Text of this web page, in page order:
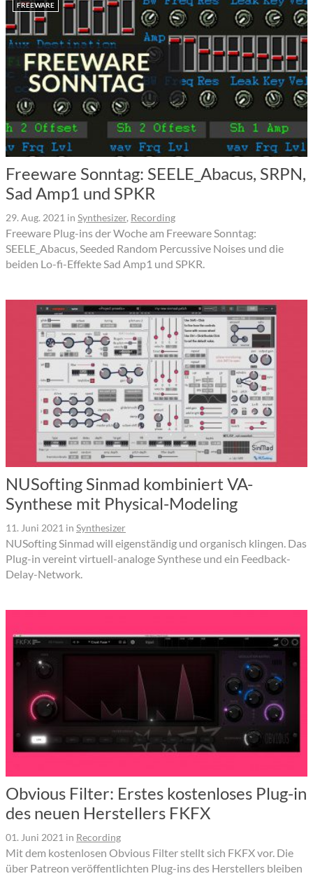
FREEWARE
Freeware Sonntag: SEELE_Abacus, SRPN,
Sad Amp1 und SPKR
29. Aug. 2021 in Synthesizer, Recording
Freeware Plug-ins der Woche am Freeware Sonntag:
SEELE_Abacus, Seeded Random Percussive Noises und die
beiden Lo-fi-Effekte Sad Amp1 und SPKR.
NUSofting Sinmad kombiniert VA-
Synthese mit Physical-Modeling
11. Juni 2021 in Synthesizer
NUSofting Sinmad will eigenständig und organisch klingen. Das
Plug-in vereint virtuell-analoge Synthese und ein Feedback-
Delay-Network.
Obvious Filter: Erstes kostenloses Plug-in
des neuen Herstellers FKFX
01. Juni 2021 in Recording
Mit dem kostenlosen Obvious Filter stellt sich FKFX vor. Die
über Patreon veröffentlichten Plug-ins des Herstellers bleiben